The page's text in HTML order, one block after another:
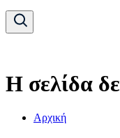
Η σελίδα
Αρχική